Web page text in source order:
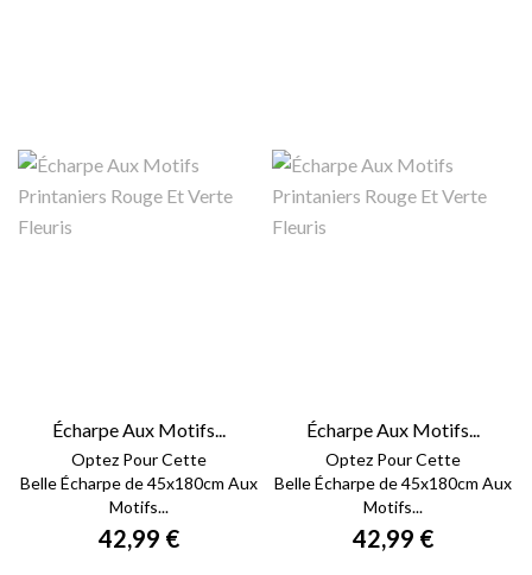
Écharpe Aux Motifs...
Optez Pour Cette
Belle Écharpe de 45x180cm Aux
Motifs...
42,99 €
Écharpe Aux Motifs...
Optez Pour Cette
Belle Écharpe de 45x180cm Aux
Motifs...
42,99 €